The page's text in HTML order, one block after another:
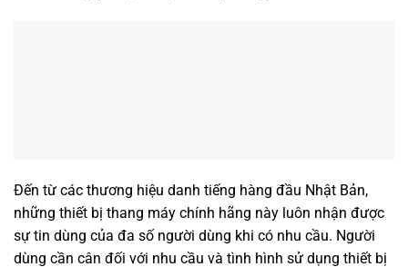
Đến từ các thương hiệu danh tiếng hàng đầu Nhật Bản,
những thiết bị thang máy chính hãng này luôn nhận được
sự tin dùng của đa số người dùng khi có nhu cầu. Người
dùng cần cân đối với nhu cầu và tình hình sử dụng thiết bị